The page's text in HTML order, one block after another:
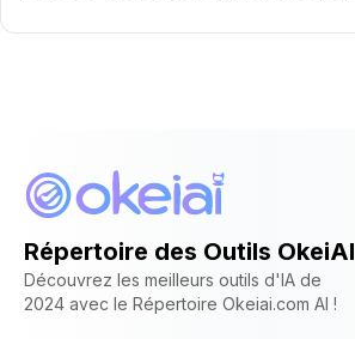
Répertoire des Outils OkeiAI
Découvrez les meilleurs outils d'IA de
2024 avec le Répertoire Okeiai.com AI !